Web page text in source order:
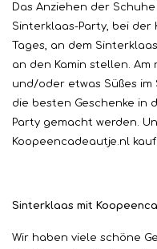
Das Anziehen der
Sinterklaas-Party, bei der
Tages, an dem
an den Kamin stellen. Am
und/oder etwas Süßes im
die besten Geschenke in
Party gemacht werden.
Koopeencadeautje.nl
Sinterklaas mit
Wir haben viele schöne